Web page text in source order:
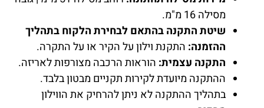
מסילה 16 מ"מ.
שיטת התקנה בהתאם לבחירת הלקוח בתהליך
ההזמנה: התקנת וילון על הקיר או על התקרה.
התקנה עצמית: הוראות הרכבה מצורפות לאריזה.
ההתקנה מיועדת לקירות תקניים מבטון בלבד.
בתהליך ההתקנה לא ניתן להרחיק את הווילון